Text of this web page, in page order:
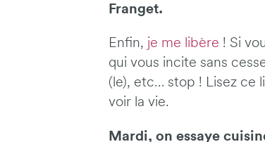
Franget.
Enfin, je me libère ! Si
qui vous incite sans
(le), etc… stop ! Lisez ce
voir la vie.
Mardi, on essaye